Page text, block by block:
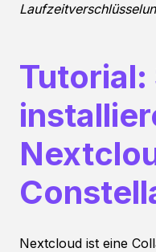
Tutorial:
Nextcloud ist eine